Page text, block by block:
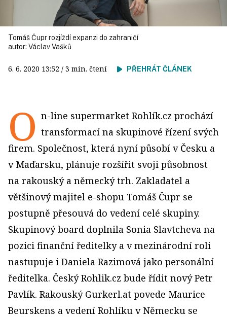
Tomáš Čupr rozjíždí expanzi do zahraničí
autor: Václav Vašků
6. 6. 2020 13:52 / 3 min. čtení PŘEHRÁT ČLÁNEK
O n-line supermarket Rohlík.cz prochází
transformací na skupinové řízení svých
firem. Společnost, která nyní působí v Česku a
v Maďarsku, plánuje rozšířit svoji působnost
na rakouský a německý trh. Zakladatel a
většinový majitel e-shopu Tomáš Čupr se
postupně přesouvá do vedení celé skupiny.
Skupinový board doplnila Sonia Slavtcheva na
pozici finanční ředitelky a v mezinárodní roli
nastupuje i Daniela Razimová jako personální
ředitelka. Český Rohlik.cz bude řídit nový Petr
Pavlík. Rakouský Gurkerl.at povede Maurice
Beurskens a vedení Rohlíku v Německu se